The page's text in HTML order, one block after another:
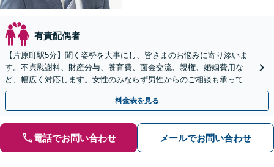
有責配偶者
【片原町駅5分】聞く姿勢を大事にし、皆さまのお悩みに寄り添いま
す。不貞慰謝料、財産分与、養育費、面会交流、親権、婚姻費用な
ど、幅広く対応します。女性のみならず男性からのご相談も承ってお
ります【夜間・休日面談可】【完全個室】
料金表を見る
電話でお問い合わせ メールでお問い合わせ